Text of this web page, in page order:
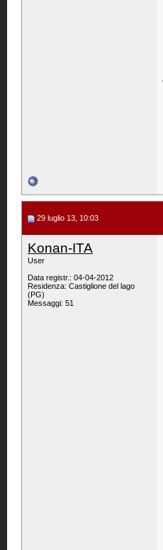
29 luglio 13, 10:03
Konan-ITA
User
Data registr.: 04-04-2012
Residenza: Castiglione del lago
(PG)
Messaggi: 51